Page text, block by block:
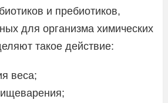
и пребиотиков,
для организма химических
такое действие:
веса;